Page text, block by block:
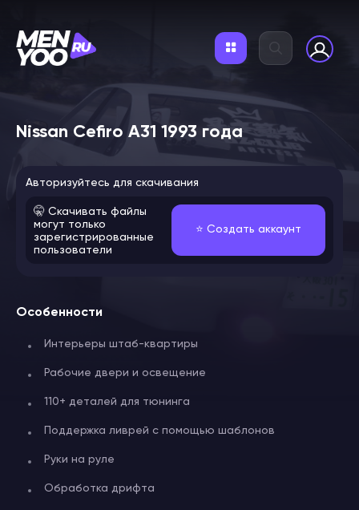
Nissan Cefiro A31 1993 года
Авторизуйтесь для скачивания
🤫 Скачивать файлы
могут только
зарегистрированные
пользователи
⭐️ Создать аккаунт
Особенности
Интерьеры штаб-квартиры
Рабочие двери и освещение
110+ деталей для тюнинга
Поддержка ливрей с помощью шаблонов
Руки на руле
Обработка дрифта